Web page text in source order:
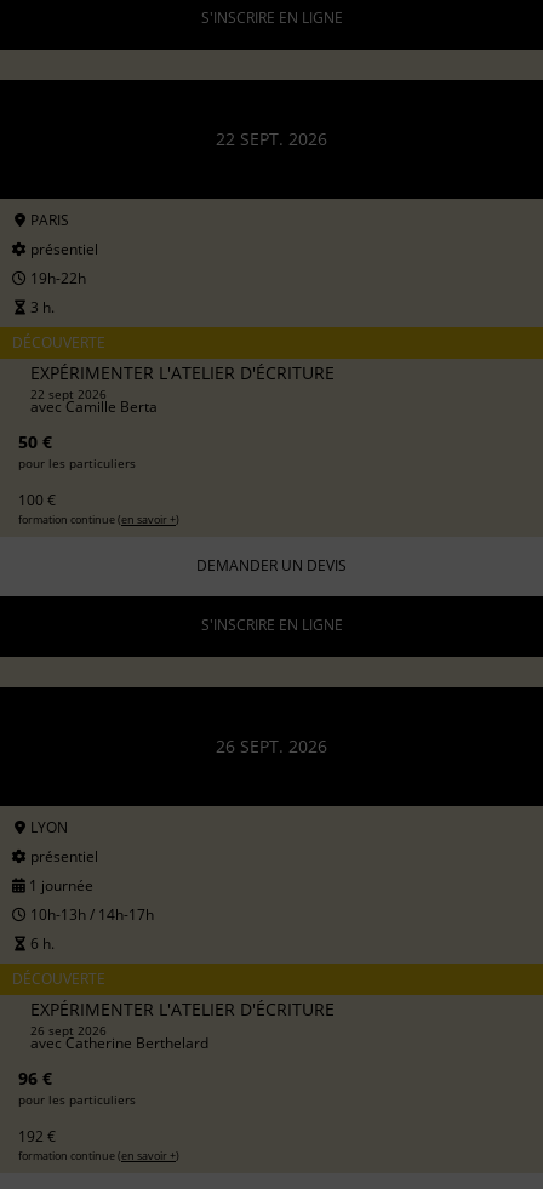
S'INSCRIRE EN LIGNE
22 SEPT. 2026
PARIS
présentiel
19h-22h
3 h.
DÉCOUVERTE
EXPÉRIMENTER L'ATELIER D'ÉCRITURE
22 sept 2026
avecCamille Berta
50 €
pour les particuliers
100 €
formation continue (en savoir +)
DEMANDER UN DEVIS
S'INSCRIRE EN LIGNE
26 SEPT. 2026
LYON
présentiel
1 journée
10h-13h / 14h-17h
6 h.
DÉCOUVERTE
EXPÉRIMENTER L'ATELIER D'ÉCRITURE
26 sept 2026
avecCatherine Berthelard
96 €
pour les particuliers
192 €
formation continue (en savoir +)